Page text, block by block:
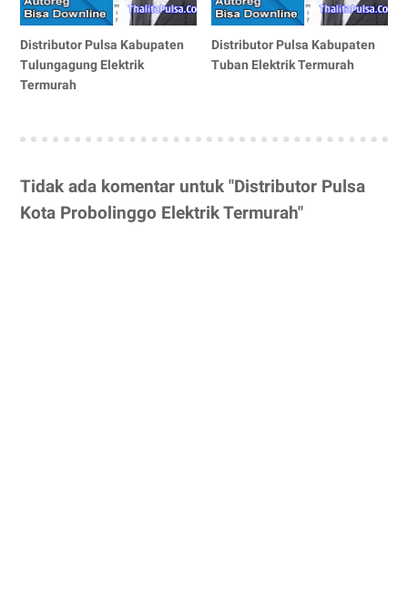
Distributor Pulsa Kabupaten
Tulungagung Elektrik
Termurah
Distributor Pulsa Kabupaten
Tuban Elektrik Termurah
Tidak ada komentar untuk "Distributor Pulsa
Kota Probolinggo Elektrik Termurah"